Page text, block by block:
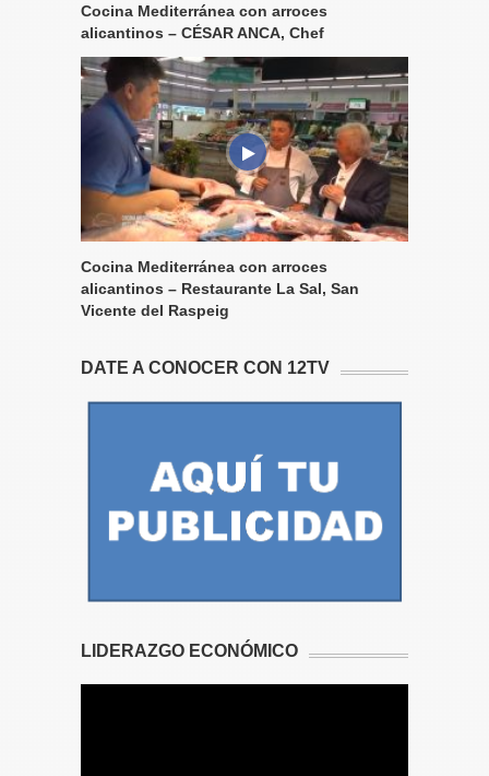
Cocina Mediterránea con arroces
alicantinos – CÉSAR ANCA, Chef
Cocina Mediterránea con arroces
alicantinos – Restaurante La Sal, San
Vicente del Raspeig
DATE A CONOCER CON 12TV
LIDERAZGO ECONÓMICO